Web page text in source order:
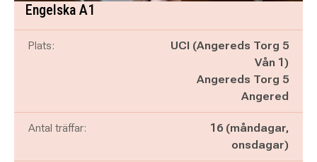
Engelska A1
Plats:
UCI (Angereds Torg 5
Vån 1)
Angereds Torg 5
Angered
Antal träffar:
16 (måndagar,
onsdagar)